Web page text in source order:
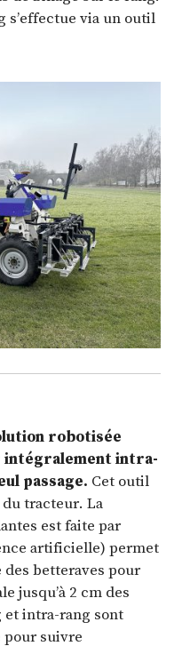
s’effectue via un outil
robotisée
intra-
passage. Cet outil
tracteur. La
est faite par
artificielle) permet
betteraves pour
jusqu’à 2 cm des
intra-rang sont
pour suivre